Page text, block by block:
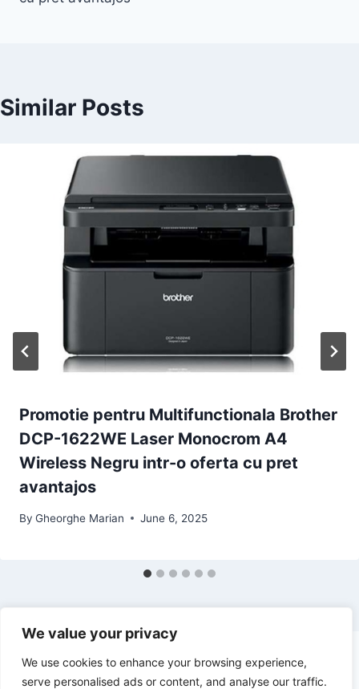
We value your privacy
We use cookies to enhance your browsing experience,
serve personalised ads or content, and analyse our traffic.
Similar Posts
Promotie pentru Multifunctionala Brother
DCP-1622WE Laser Monocrom A4
Wireless Negru intr-o oferta cu pret
avantajos
By Gheorghe Marian June 6, 2025